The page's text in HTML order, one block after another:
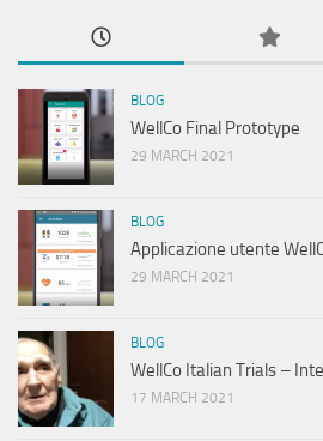
BLOG
WellCo Final Prototype
29 MARCH 2021
BLOG
Applicazione utente
29 MARCH 2021
BLOG
WellCo Italian Trials –
17 MARCH 2021